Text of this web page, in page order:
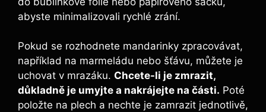
abyste minimalizovali rychlé zrání.
Pokud se rozhodnete mandarinky zpracovávat,
například na marmeládu nebo šťávu, můžete je
uchovat v mrazáku. Chcete-li je zmrazit,
důkladně je umyjte a nakrájejte na části. Poté
položte na plech a nechte je zamrazit jednotlivě,